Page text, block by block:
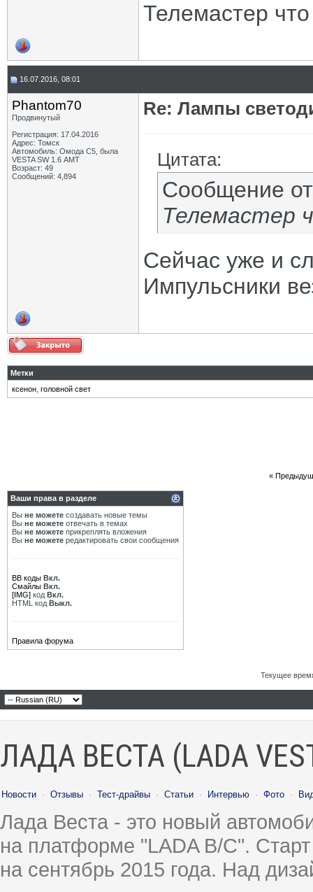
Телемастер
16.07.2016, 08:01
Phantom70
Продвинутый
Регистрация: 17.04.2016
Адрес: Томск
Автомобиль: Омода С5, была
VESTA SW 1.6 АМТ
Возраст: 49
Сообщений: 4,894
Re: Лампы
Цитата:
Сообщение
Телемастер
Сейчас уже и
Импульсники
Метки
ксенон головной свет
«
Ваши права в разделе
Вы не можете создавать новые темы
Вы не можете отвечать в темах
Вы не можете прикреплять вложения
Вы не можете редактировать свои сообщения
BB коды Вкл.
Смайлы Вкл.
[IMG] код Вкл.
HTML код Выкл.
Правила форума
Текущее
ЛАДА ВЕСТА (LADA
Новости · Отзывы · Тест-драйвы · Статьи · Интервью · Фото ·
Лада Веста - это новый
на платформе "LADA B/C".
на сентябрь 2015 года. Над